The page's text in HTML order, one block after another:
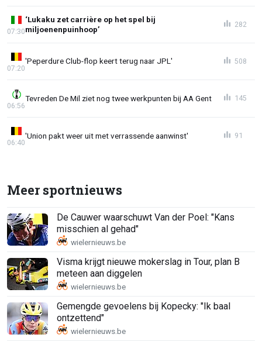
‘Lukaku zet carrière op het spel bij
miljoenenpuinhoop’
07:30
282
'Peperdure Club-flop keert terug naar JPL'
07:20
508
Tevreden De Mil ziet nog twee werkpunten bij AA Gent
06:56
145
'Union pakt weer uit met verrassende aanwinst'
06:40
91
Meer sportnieuws
De Cauwer waarschuwt Van der Poel: "Kans
misschien al gehad"
Visma krijgt nieuwe mokerslag in Tour, plan B
meteen aan diggelen
Gemengde gevoelens bij Kopecky: "Ik baal
ontzettend"